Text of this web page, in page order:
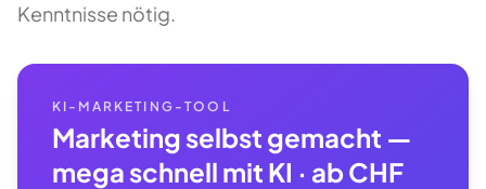
Kenntnisse nötig.
KI-MARKETING-TOOL
Marketing selbst gemacht —
mega schnell mit KI · ab CHF